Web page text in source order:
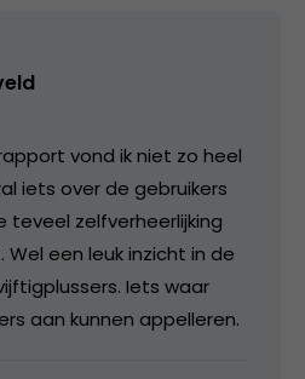
vond ik niet zo heel
iets over de gebruikers
teveel zelfverheerlijking
een leuk inzicht in de
Iets waar
aan kunnen appelleren.